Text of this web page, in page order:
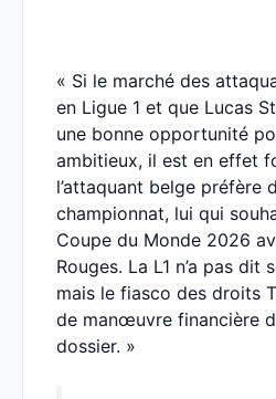
« Si le marché des
en Ligue 1 et que Lucas
une bonne opportunité
ambitieux, il est en effet
l’attaquant belge préfère
championnat, lui qui
Coupe du Monde 2026
Rouges. La L1 n’a pas dit
mais le fiasco des droits
de manœuvre financière
dossier. »